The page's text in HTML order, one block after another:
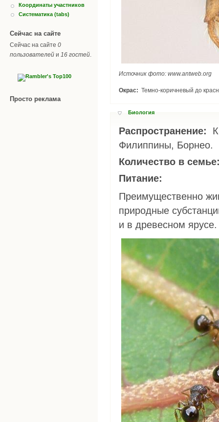
Координаты участников
Систематика (tabs)
Сейчас на сайте
Сейчас на сайте 0
пользователей и 16 гостей.
Просто реклама
Источник фото: www.antweb.org
Окрас: Темно-коричневый до
Биология
Распространение:
Филиппины, Борнео.
Количество в
Питание:
Преимущественно
природные
и в древесном ярусе.